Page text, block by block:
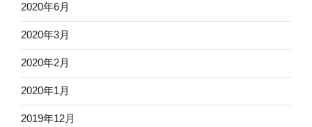
2020年6月
2020年3月
2020年2月
2020年1月
2019年12月